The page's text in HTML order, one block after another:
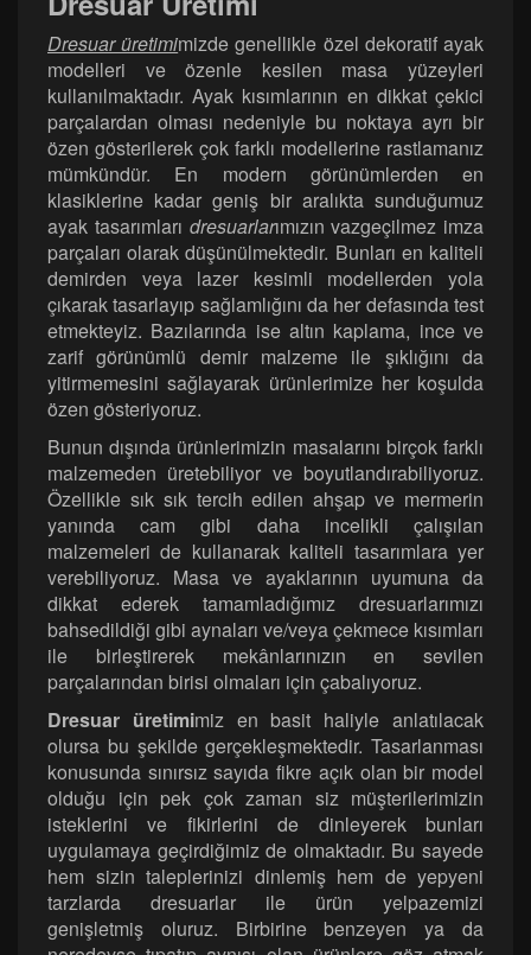
Dresuar üretimimizde genellikle özel dekoratif ayak
modelleri ve özenle kesilen masa yüzeyleri
kullanılmaktadır. Ayak kısımlarının en dikkat çekici
parçalardan olması nedeniyle bu noktaya ayrı bir
özen gösterilerek çok farklı modellerine rastlamanız
mümkündür. En modern görünümlerden en
klasiklerine kadar geniş bir aralıkta sunduğumuz
ayak tasarımları dresuarlarımızın vazgeçilmez imza
parçaları olarak düşünülmektedir. Bunları en kaliteli
demirden veya lazer kesimli modellerden yola
çıkarak tasarlayıp sağlamlığını da her defasında test
etmekteyiz. Bazılarında ise altın kaplama, ince ve
zarif görünümlü demir malzeme ile şıklığını da
yitirmemesini sağlayarak ürünlerimize her koşulda
özen gösteriyoruz.
Bunun dışında ürünlerimizin masalarını birçok farklı
malzemeden üretebiliyor ve boyutlandırabiliyoruz.
Özellikle sık sık tercih edilen ahşap ve mermerin
yanında cam gibi daha incelikli çalışılan
malzemeleri de kullanarak kaliteli tasarımlara yer
verebiliyoruz. Masa ve ayaklarının uyumuna da
dikkat ederek tamamladığımız dresuarlarımızı
bahsedildiği gibi aynaları ve/veya çekmece kısımları
ile birleştirerek mekânlarınızın en sevilen
parçalarından birisi olmaları için çabalıyoruz.
Dresuar üretimimiz en basit haliyle anlatılacak
olursa bu şekilde gerçekleşmektedir. Tasarlanması
konusunda sınırsız sayıda fikre açık olan bir model
olduğu için pek çok zaman siz müşterilerimizin
isteklerini ve fikirlerini de dinleyerek bunları
uygulamaya geçirdiğimiz de olmaktadır. Bu sayede
hem sizin taleplerinizi dinlemiş hem de yepyeni
tarzlarda dresuarlar ile ürün yelpazemizi
genişletmiş oluruz. Birbirine benzeyen ya da